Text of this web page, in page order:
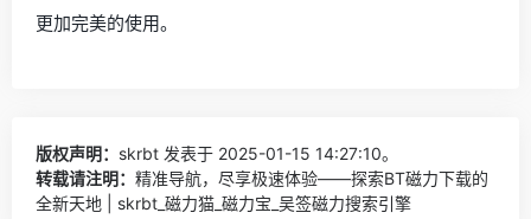
更加完美的使用。
版权声明： skrbt 发表于 2025-01-15 14:27:10。
转载请注明： 精准导航，尽享极速体验——探索BT磁力下载的
全新天地 | skrbt_磁力猫_磁力宝_吴签磁力搜索引擎